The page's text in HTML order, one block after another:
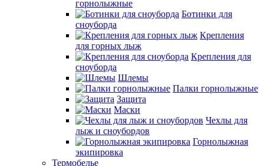
горнолыжные
Ботинки для
сноуборда
Крепления
для горных лыж
Крепления для
сноуборда
Шлемы
Палки горнолыжные
Защита
Маски
Чехлы для
лыж и сноубордов
Горнолыжная
экипировка
Термобелье